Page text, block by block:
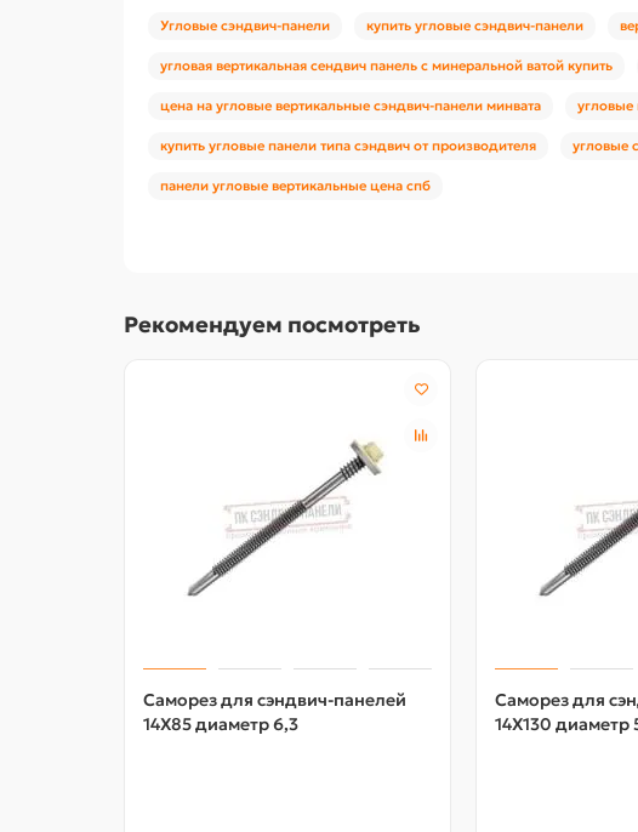
Угловые сэндвич-панели купить угловые сэндвич-панели
угловая вертикальная сендвич панель с минеральной ватой купить
цена на угловые вертикальные сэндвич-панели минвата угловые
купить угловые панели типа сэндвич от производителя угловые
панели угловые вертикальные цена спб
Рекомендуем посмотреть
Саморез для сэндвич-панелей
14X85 диаметр 6,3
Саморез для
14X130 диаметр